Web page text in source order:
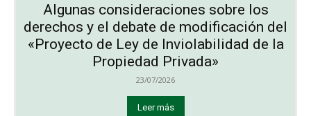
Algunas consideraciones sobre los
derechos y el debate de modificación del
«Proyecto de Ley de Inviolabilidad de la
Propiedad Privada»
23/07/2026
Leer más